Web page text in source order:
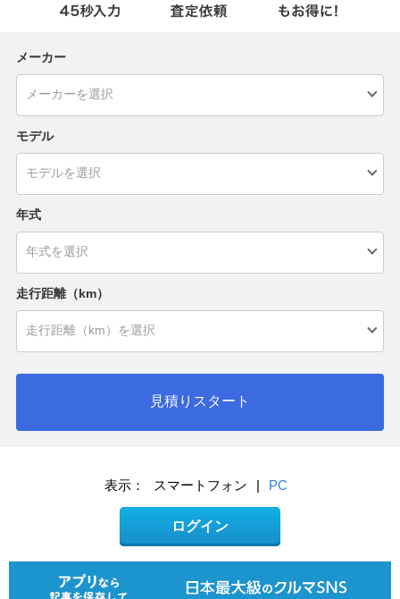
メーカー
モデル
年式
走行距離（km）
見積りスタート
表示： スマートフォン | PC
ログイン